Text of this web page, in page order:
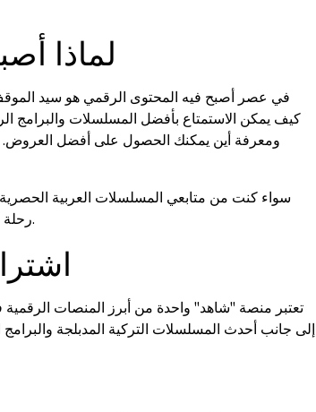
لماذا
في عصر أصبح فيه المحتوى الرقمي هو سيد
كيف يمكن الاستمتاع بأفضل المسلسلات والبرامج
ومعرفة أين يمكنك الحصول على أفضل العروض.
سواء كنت من متابعي المسلسلات العربية
رحلة البحث عن متجر موثوق يقدم لك كل هذه الخدمات في مكان واحد، بأسعار اقتصادية وبدون تعقيدات.
تعتبر منصة "شاهد" واحدة من أبرز المنصات الرقمية
إلى جانب أحدث المسلسلات التركية المدبلجة